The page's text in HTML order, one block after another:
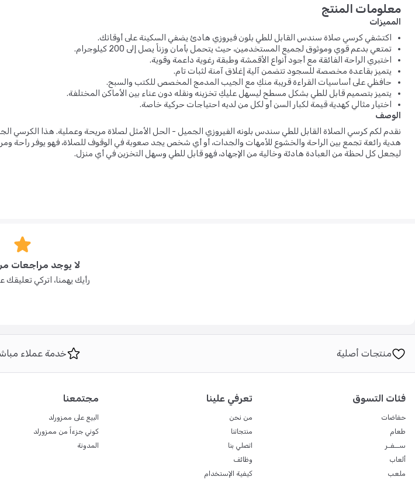
معلومات المنتج
المميزات
اكتشفي كرسي صلاة سندس القابل للطي بلون فيروزي هادئ يضفي السكينة على أوقاتك.
تمتعي بدعم قوي وموثوق لجميع المستخدمين، حيث يتحمل بأمان وزناً يصل إلى 200 كيلوجرام.
اختبري الراحة الفائقة مع أجود أنواع الأقمشة وطبقة رغوية داعمة وقوية.
يتميز بقاعدة مخصصة للسجود تتضمن آلية إغلاق آمنة لثبات تام.
حافظي على أساسيات القراءة قريبة منكِ مع الجيب المدمج المخصص للكتب والسبح.
يتميز بتصميم قابل للطي بشكل مسطح ليسهل عليكِ تخزينه ونقله دون عناء بين الأماكن المختلفة.
اختيار مثالي كهدية قيمة لكبار السن أو لكل من لديه احتياجات حركية خاصة.
الوصف
نقدم لكم كرسي الصلاة القابل للطي سندس بلونه الفيروزي الجميل - الحل الأمثل لصلاة مريحة وعملية. هذا الكرسي
هدية رائعة تجمع بين الراحة والخشوع للأمهات والجدات، أو أي شخص يجد صعوبة في الوقوف للصلاة، فهو يوفر راحة
ليجعل كل لحظة من العبادة هادئة وخالية من الإجهاد، فهو قابل للطي وسهل التخزين في أي منزل.
ج: على الإطلاق. كرسي الصلاة سندس مصمم ليكون خفيف الوزن، قابلة للطي وسهلة التخزين، مما يوفر مرونة كبيرة.
ج: الكرسي مزود بحامل جيب مخصص لتحضير المصحف وكتب الأدعية.
س: لمن يناسب كرسي الصلاة هذا؟
ج: إنه هدية مثالية لمن لا يستطيعون الوقوف لأداء الصلاة، وهو نسخة جديدة ومحسّنة توفر راحة أكبر وسهولة في الاستخدام
لا يوجد مراجعات
رأيك يهمنا، اتركي تعليقك
منتجات أصلية خدمة عملاء مباشرة
فئات التسوق
حفاضات
طعام
ســفـر
ألعاب
ملعب
تعرفي علينا
من نحن
منتجاتنا
اتصلي بنا
وظائف
كيفية الإستخدام
مجتمعنا
البيع على ممزورلد
كوني جزءاً من ممزورلد
المدونة